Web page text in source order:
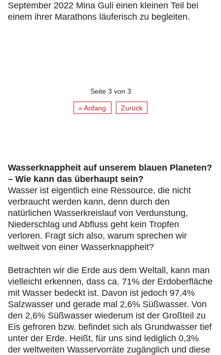
September 2022 Mina Guli einen kleinen Teil bei
einem ihrer Marathons läuferisch zu begleiten.
Seite 3 von 3
« Anfang Zurück
Wasserknappheit auf unserem blauen Planeten?
– Wie kann das überhaupt sein?
Wasser ist eigentlich eine Ressource, die nicht
verbraucht werden kann, denn durch den
natürlichen Wasserkreislauf von Verdunstung,
Niederschlag und Abfluss geht kein Tropfen
verloren. Fragt sich also, warum sprechen wir
weltweit von einer Wasserknappheit?
Betrachten wir die Erde aus dem Weltall, kann man
vielleicht erkennen, dass ca. 71% der Erdoberfläche
mit Wasser bedeckt ist. Davon ist jedoch 97,4%
Salzwasser und gerade mal 2,6% Süßwasser. Von
den 2,6% Süßwasser wiederum ist der Großteil zu
Eis gefroren bzw. befindet sich als Grundwasser tief
unter der Erde. Heißt, für uns sind lediglich 0,3%
der weltweiten Wasservorräte zugänglich und diese